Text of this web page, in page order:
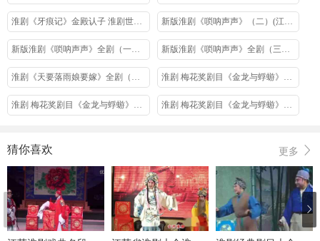
淮剧《牙痕记》金殿认子 淮剧世家3代齐上阵 新版淮剧《唢呐声声》（二）(江淮版)
新版淮剧《唢呐声声》全剧（一） (江淮版)陈澄、陈明矿 新版淮剧《唢呐声声》全剧（三） (江淮版)陈澄、陈明矿
淮剧《天要落雨娘要嫁》全剧（泰淮版）陈德林黄素萍 淮剧 梅花奖剧目《金龙与蜉蝣》全剧4（上淮版）
淮剧 梅花奖剧目《金龙与蜉蝣》全剧3（上淮版） 淮剧 梅花奖剧目《金龙与蜉蝣》全剧2（上淮版）
搞笑幽默 淮剧《小皮匠招亲》全剧 皋晓红 淮剧《蓝齐格格》全剧 (江淮版)陈明矿 陈芳
淮剧《秦雪梅吊孝》全剧 （盐建淮版） 淮剧《荆钗记》全剧 （泰淮版）陈德林
更多
猜你喜欢